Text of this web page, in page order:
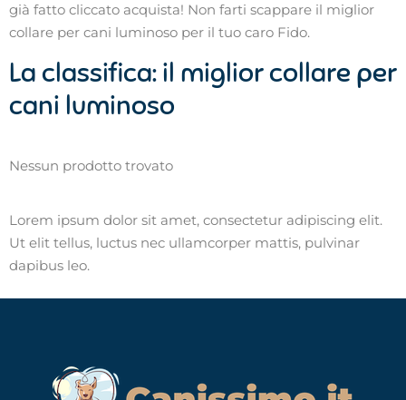
già fatto cliccato acquista! Non farti scappare il miglior
collare per cani luminoso per il tuo caro Fido.
La classifica: il miglior collare per
cani luminoso
Nessun prodotto trovato
Lorem ipsum dolor sit amet, consectetur adipiscing elit.
Ut elit tellus, luctus nec ullamcorper mattis, pulvinar
dapibus leo.